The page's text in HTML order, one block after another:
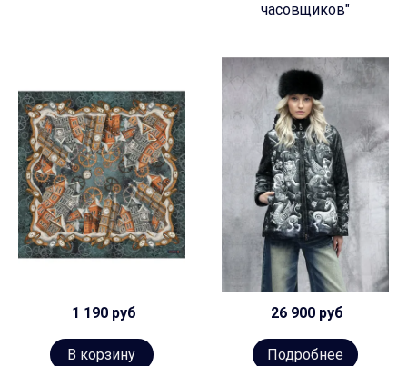
часовщиков"
1 190 руб
В корзину
26 900 руб
Подробнее